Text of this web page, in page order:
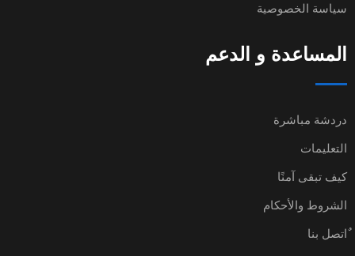
سياسة الخصوصية
المساعدة و الدعم
دردشة مباشرة
التعليمات
كيف تبقى آمنًا
الشروط والأحكام
ٌاتصل بنا